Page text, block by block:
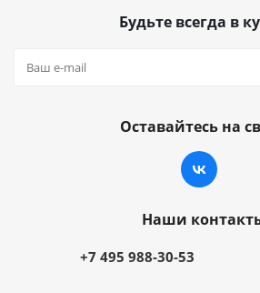
Будьте всегда в
Оставайтесь на
Наши
+7 495 988-30-53